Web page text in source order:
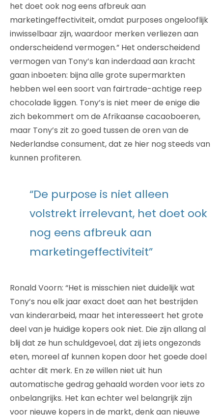
het doet ook nog eens afbreuk aan
marketingeffectiviteit, omdat purposes ongelooflijk
inwisselbaar zijn, waardoor merken verliezen aan
onderscheidend vermogen.” Het onderscheidend
vermogen van Tony’s kan inderdaad aan kracht
gaan inboeten: bijna alle grote supermarkten
hebben wel een soort van fairtrade-achtige reep
chocolade liggen. Tony’s is niet meer de enige die
zich bekommert om de Afrikaanse cacaoboeren,
maar Tony’s zit zo goed tussen de oren van de
Nederlandse consument, dat ze hier nog steeds van
kunnen profiteren.
“De purpose is niet alleen
volstrekt irrelevant, het doet ook
nog eens afbreuk aan
marketingeffectiviteit”
Ronald Voorn: “Het is misschien niet duidelijk wat
Tony’s nou elk jaar exact doet aan het bestrijden
van kinderarbeid, maar het interesseert het grote
deel van je huidige kopers ook niet. Die zijn allang al
blij dat ze hun schuldgevoel, dat zij iets ongezonds
eten, moreel af kunnen kopen door het goede doel
achter dit merk. En ze willen niet uit hun
automatische gedrag gehaald worden voor iets zo
onbelangrijks. Het kan echter wel belangrijk zijn
voor nieuwe kopers in de markt, denk aan nieuwe